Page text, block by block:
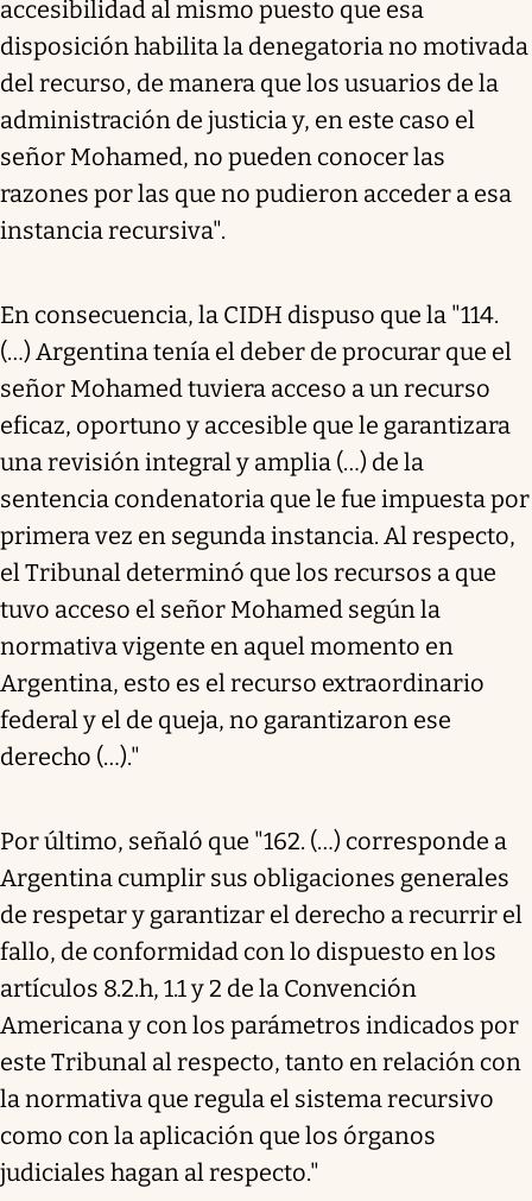
accesibilidad al mismo puesto que esa
disposición habilita la denegatoria no motivada
del recurso, de manera que los usuarios de la
administración de justicia y, en este caso el
señor Mohamed, no pueden conocer las
razones por las que no pudieron acceder a esa
instancia recursiva".
En consecuencia, la CIDH dispuso que la "114.
(…) Argentina tenía el deber de procurar que el
señor Mohamed tuviera acceso a un recurso
eficaz, oportuno y accesible que le garantizara
una revisión integral y amplia (…) de la
sentencia condenatoria que le fue impuesta por
primera vez en segunda instancia. Al respecto,
el Tribunal determinó que los recursos a que
tuvo acceso el señor Mohamed según la
normativa vigente en aquel momento en
Argentina, esto es el recurso extraordinario
federal y el de queja, no garantizaron ese
derecho (…)."
Por último, señaló que "162. (…) corresponde a
Argentina cumplir sus obligaciones generales
de respetar y garantizar el derecho a recurrir el
fallo, de conformidad con lo dispuesto en los
artículos 8.2.h, 1.1 y 2 de la Convención
Americana y con los parámetros indicados por
este Tribunal al respecto, tanto en relación con
la normativa que regula el sistema recursivo
como con la aplicación que los órganos
judiciales hagan al respecto."